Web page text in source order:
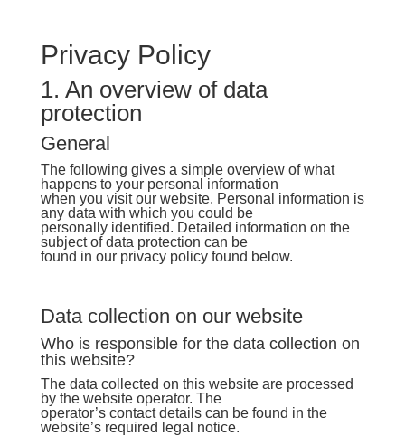
Privacy Policy
1. An overview of data
protection
General
The following gives a simple overview of what
happens to your personal information
when you visit our website. Personal information is
any data with which you could be
personally identified. Detailed information on the
subject of data protection can be
found in our privacy policy found below.
Data collection on our website
Who is responsible for the data collection on
this website?
The data collected on this website are processed
by the website operator. The
operator’s contact details can be found in the
website’s required legal notice.